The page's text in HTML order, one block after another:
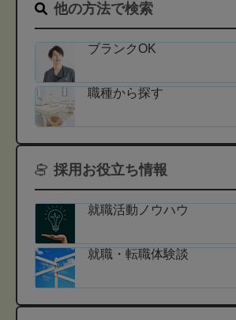
他の方法で検索
ブランクOK
職種から探す
採用お役立ち情報
就職活動ノウハウ
就職・転職体験談